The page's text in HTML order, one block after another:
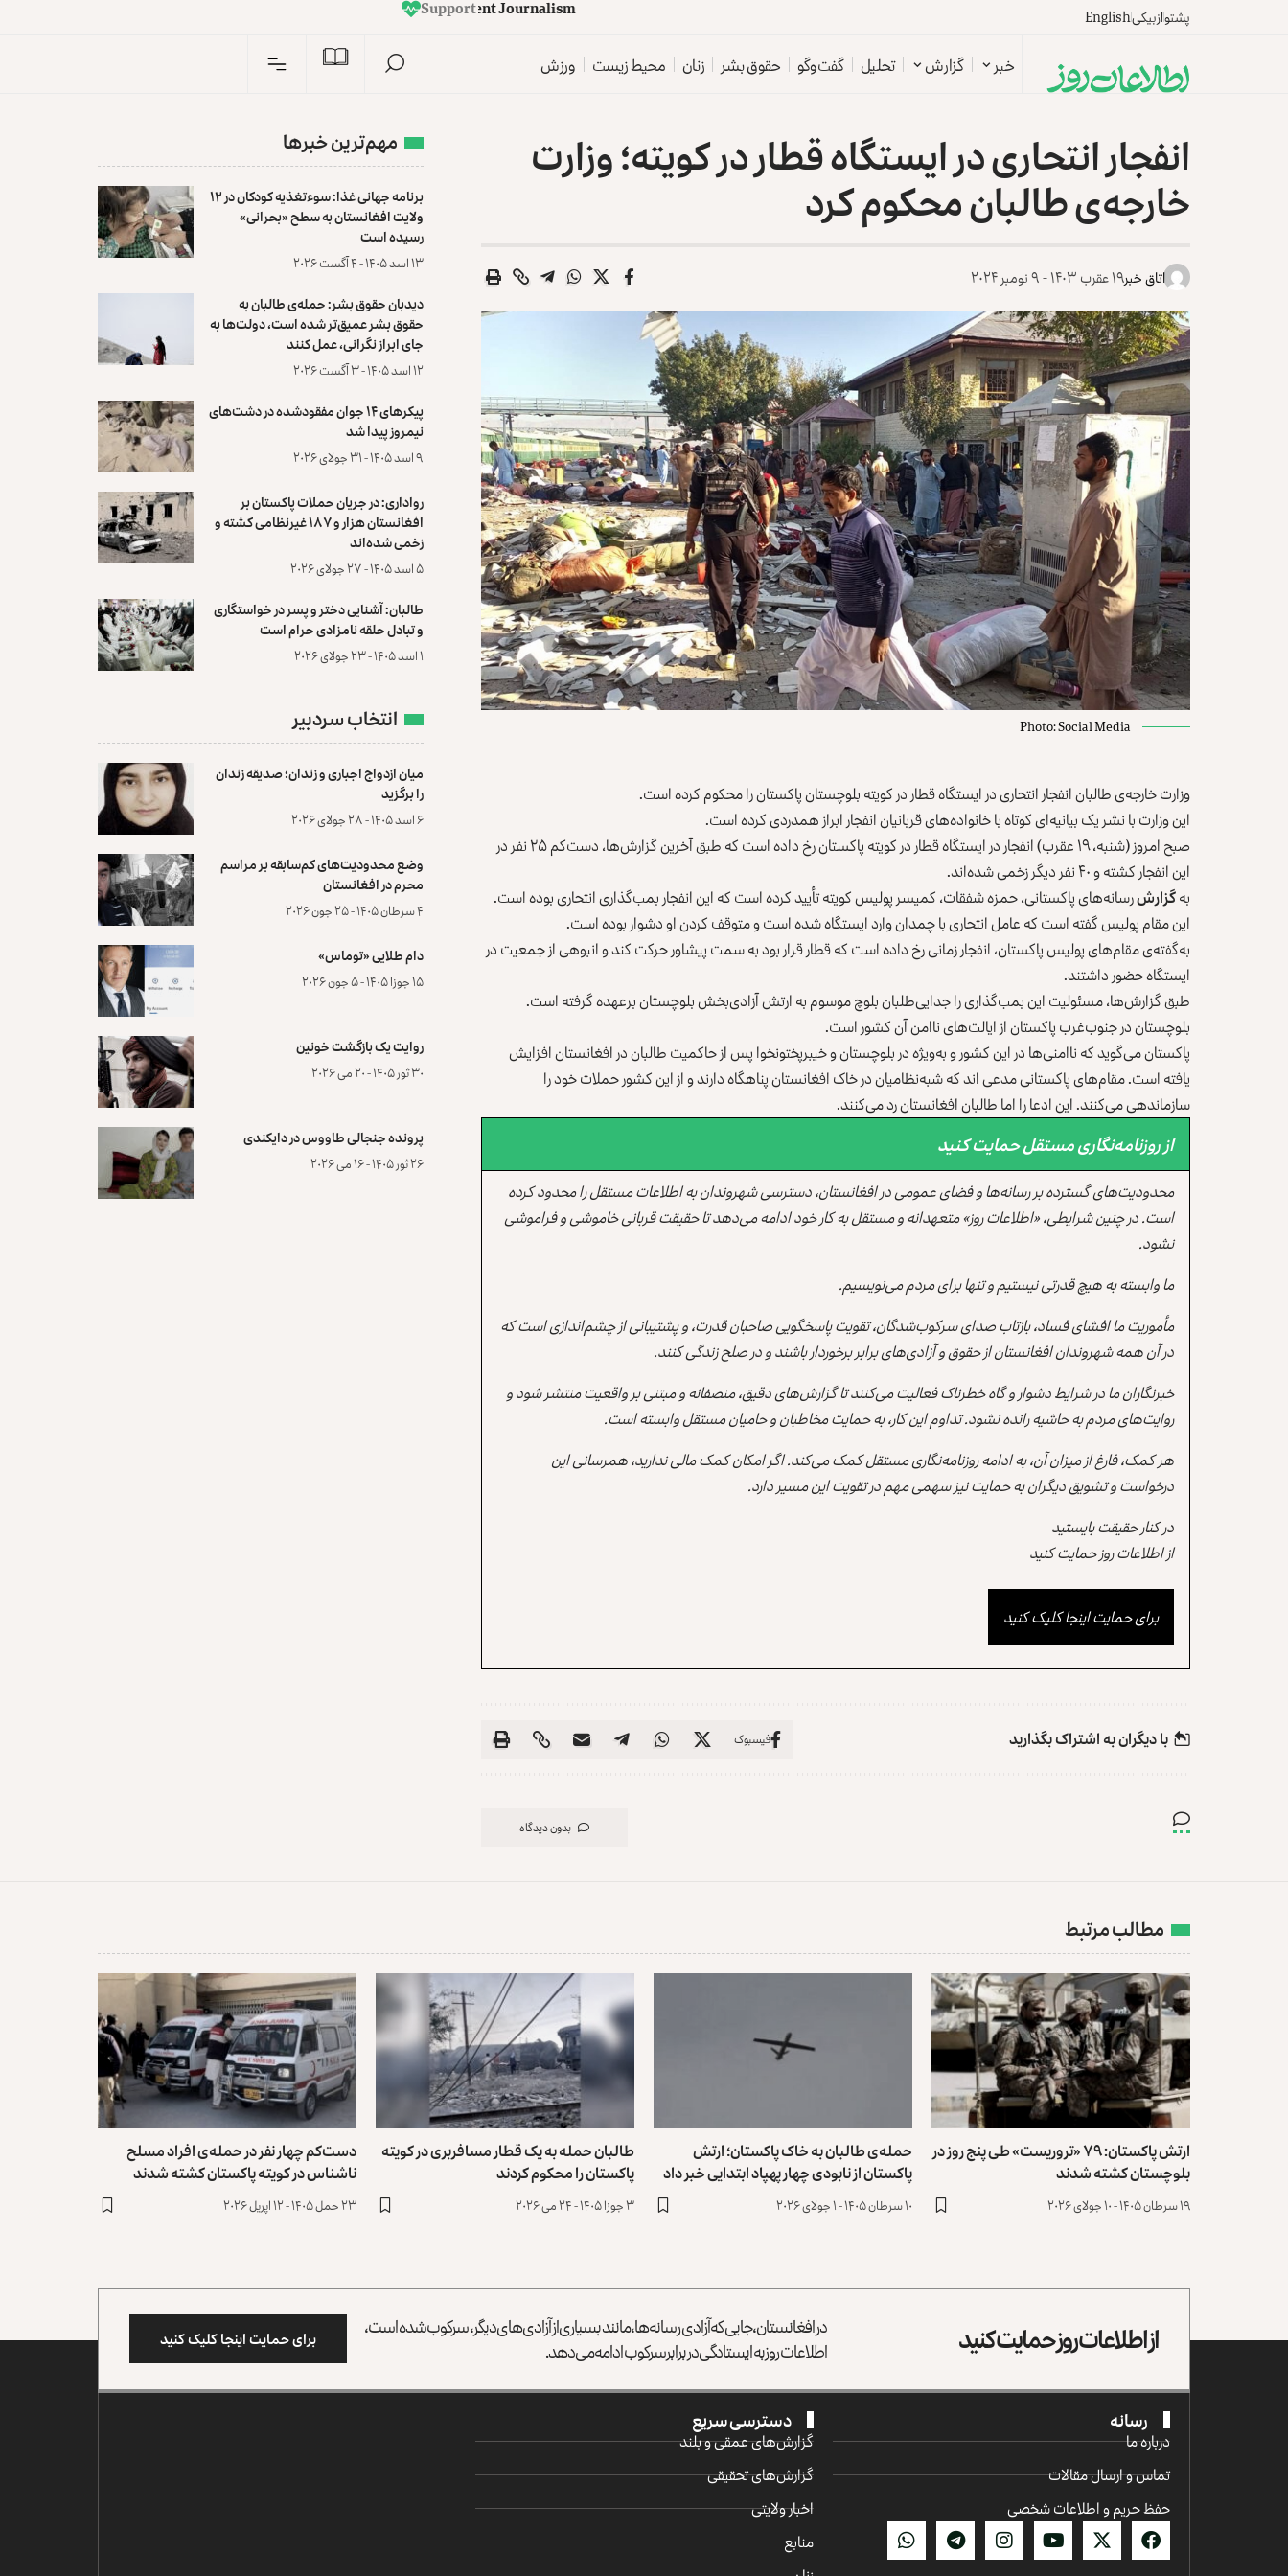
پشتوازبیکیEnglish
m
s
i
l
a
n
r
u
o
J
t
n
e
d
n
e
p
e
d
n
ISupport
خبر گزارش تحلیل گفت‌وگو حقوق بشر زنان محیط زیست ورزش
انفجار انتحاری در ایستگاه قطار در کویته؛ وزارت
خارجه‌ی طالبان محکوم کرد
اتاق خبر۱۹ عقرب ۱۴۰۳ - ۹ نومبر ۲۰۲۴
Photo: Social Media
وزارت خارجه‌ی طالبان انفجار انتحاری در ایستگاه قطار در کویته بلوچستان پاکستان را محکوم کرده است.
این وزارت با نشر یک بیانیه‌ای کوتاه با خانواده‌های قربانیان انفجار ابراز همدردی کرده است.
صبح امروز (شنبه، ۱۹ عقرب) انفجار در ایستگاه قطار در کویته پاکستان رخ داده است که طبق آخرین گزارش‌ها، دست‌کم ۲۵ نفر در
این انفجار کشته و ۴۰ نفر دیگر زخمی شده‌اند.
بهگزارشرسانه‌های پاکستانی، حمزه شفقات، کمیسر پولیس کویته تأیید کرده است که این انفجار بمب‌گذاری انتحاری بوده است.
این مقام پولیس گفته است که عامل انتحاری با چمدان وارد ایستگاه شده است و متوقف کردن او دشوار بوده است.
به‌گفته‌ی مقام‌های پولیس پاکستان، انفجار زمانی رخ داده است که قطار قرار بود به سمت پیشاور حرکت کند و انبوهی از جمعیت در
ایستگاه حضور داشتند.
طبق گزارش‌ها، مسئولیت این بمب‌گذاری را جدایی‌طلبان بلوچ موسوم به ارتش آزادی‌بخش بلوچستان برعهده گرفته است.
بلوچستان در جنوب‌غرب پاکستان از ایالت‌های ناامن آن کشور است.
پاکستان می‌گوید که ناامنی‌ها در این کشور و به‌ویژه در بلوچستان و خیبرپختونخوا پس از حاکمیت طالبان در افغانستان افزایش
یافته است. مقام‌های پاکستانی مدعی‌ اند که شبه‌نظامیان در خاک افغانستان پناهگاه دارند و از این کشور حملات خود را
سازماندهی می‌کنند. این ادعا را اما طالبان افغانستان رد می‌کنند.
از روزنامه‌نگاری مستقل حمایت کنید
محدودیت‌های گسترده بر رسانه‌ها و فضای عمومی در افغانستان، دسترسی شهروندان به اطلاعات مستقل را محدود کرده
است. در چنین شرایطی، «اطلاعات روز» متعهدانه و مستقل به کار خود ادامه می‌دهد تا حقیقت قربانی خاموشی و فراموشی
نشود.
ما وابسته به هیچ قدرتی نیستیم و تنها برای مردم می‌نویسیم.
مأموریت ما افشای فساد، بازتاب صدای سرکوب‌شدگان، تقویت پاسخگویی صاحبان قدرت، و پشتیبانی از چشم‌اندازی است که
در آن همه شهروندان افغانستان از حقوق و آزادی‌های برابر برخوردار باشند و در صلح زندگی کنند.
خبرنگاران ما در شرایط دشوار و گاه خطرناک فعالیت می‌کنند تا گزارش‌های دقیق، منصفانه و مبتنی بر واقعیت منتشر شود و
روایت‌های مردم به حاشیه رانده نشود. تداوم این کار، به حمایت مخاطبان و حامیان مستقل وابسته است.
هر کمک، فارغ از میزان آن، به ادامه روزنامه‌نگاری مستقل کمک می‌کند. اگر امکان کمک مالی ندارید، همرسانی این
درخواست و تشویق دیگران به حمایت نیز سهمی مهم در تقویت این مسیر دارد.
در کنار حقیقت بایستید
از اطلاعات روز حمایت کنید
برای حمایت اینجا کلیک کنید
با دیگران به‌‌ اشتراک بگذارید فیسبوک
بدون دیدگاه
مهم‌ترین خبرها
برنامه جهانی غذا: سوءتغذیه کودکان در ۱۲
ولایت افغانستان به سطح «بحرانی»
رسیده است
۱۳ اسد ۱۴۰۵ - ۴ آگست ۲۰۲۶
دیدبان حقوق بشر: حمله‌ی طالبان به
حقوق بشر عمیق‌تر شده است، دولت‌ها به
جای ابراز نگرانی، عمل کنند
۱۲ اسد ۱۴۰۵ - ۳ آگست ۲۰۲۶
پیکرهای ۱۴ جوان مفقودشده در دشت‌های
نیمروز پیدا شد
۹ اسد ۱۴۰۵ - ۳۱ جولای ۲۰۲۶
رواداری: در جریان حملات پاکستان بر
افغانستان هزار و ۱۸۷ غیرنظامی کشته و
زخمی شده‌اند
۵ اسد ۱۴۰۵ - ۲۷ جولای ۲۰۲۶
طالبان: آشنایی دختر و پسر در خواستگاری
و تبادل حلقه نامزادی حرام است
۱ اسد ۱۴۰۵ - ۲۳ جولای ۲۰۲۶
انتخاب سردبیر
میان ازدواج اجباری و زندان؛ صدیقه زندان
را برگزید
۶ اسد ۱۴۰۵ - ۲۸ جولای ۲۰۲۶
وضع محدودیت‌های کم‌سابقه بر مراسم
محرم در افغانستان
۴ سرطان ۱۴۰۵ - ۲۵ جون ۲۰۲۶
دام طلایی «توماس»
۱۵ جوزا ۱۴۰۵ - ۵ جون ۲۰۲۶
روایت یک بازگشت خونین
۳۰ ثور ۱۴۰۵ - ۲۰ می ۲۰۲۶
پرونده‌ جنجالی طاووس در دایکندی
۲۶ ثور ۱۴۰۵ - ۱۶ می ۲۰۲۶
مطالب مرتبط
ارتش پاکستان: ۷۹ «تروریست» طی پنج روز در
بلوچستان کشته شدند
۱۹ سرطان ۱۴۰۵ - ۱۰ جولای ۲۰۲۶
حمله‌ی طالبان به خاک پاکستان؛ ارتش
پاکستان از نابودی چهار پهپاد ابتدایی خبر داد
۱۰ سرطان ۱۴۰۵ - ۱ جولای ۲۰۲۶
طالبان حمله به یک قطار مسافربری در کویته‌
پاکستان را محکوم کردند
۳ جوزا ۱۴۰۵ - ۲۴ می ۲۰۲۶
دست‌کم چهار نفر در حمله‌ی افراد مسلح
ناشناس در کویته‌ پاکستان کشته شدند
۲۳ حمل ۱۴۰۵ - ۱۲ اپریل ۲۰۲۶
از اطلاعات روز حمایت کنید در افغانستان، جایی که آزادی رسانه‌ها، مانند بسیاری از آزادی‌های دیگر، سرکوب شده است،
اطلاعات روز به ایستادگی در برابر سرکوب ادامه می‌دهد. برای حمایت اینجا کلیک کنید
رسانه
درباره ما
تماس و ارسال مقالات
حفظ حریم و اطلاعات شخصی
دسترسی سریع
گزارش‌‌های عمقی و بلند
گزارش‌های تحقیقی
اخبار ولایتی
منابع